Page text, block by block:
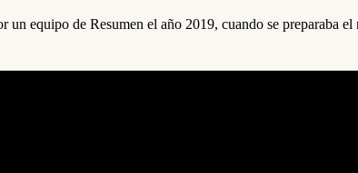
equipo de Resumen el año 2019, cuando se preparaba el